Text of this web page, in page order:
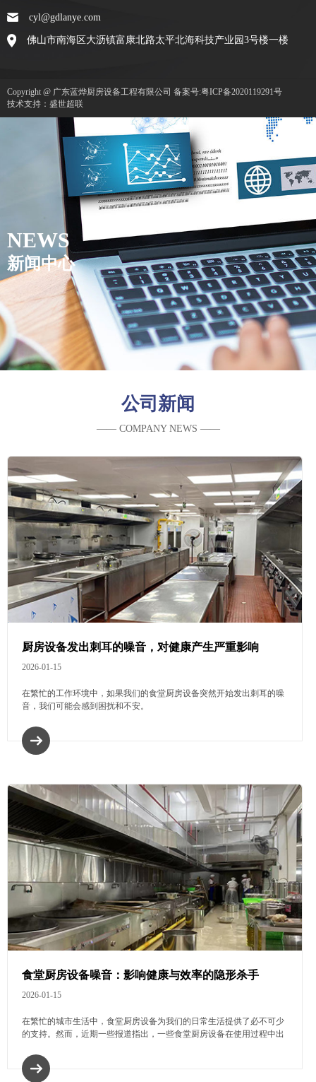
cyl@gdlanye.com
佛山市南海区大沥镇富康北路太平北海科技产业园3号楼一楼
Copyright @ 广东蓝烨厨房设备工程有限公司 备案号:粤ICP备2020119291号
技术支持：盛世超联
NEWS
新闻中心
公司新闻
—— COMPANY NEWS ——
厨房设备发出刺耳的噪音，对健康产生严重影响
2026-01-15
在繁忙的工作环境中，如果我们的食堂厨房设备突然开始发出刺耳的噪
音，我们可能会感到困扰和不安。
食堂厨房设备噪音：影响健康与效率的隐形杀手
2026-01-15
在繁忙的城市生活中，食堂厨房设备为我们的日常生活提供了必不可少
的支持。然而，近期一些报道指出，一些食堂厨房设备在使用过程中出